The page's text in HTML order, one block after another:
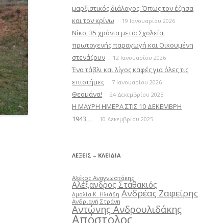
μαρξιστικός διάλογος: Όπως τον έζησα
και τον κρίνω
19 Ιανουαρίου 2026
Νίκο, 35 χρόνια μετά: Σχολεία,
πρωτογενής παραγωγή και Οικουμένη
στενάζουν
12 Ιανουαρίου 2026
Ένα τάβλι και λίγος καφές για όλες τις
επιστήμες
7 Ιανουαρίου 2026
Θεομάνα! 24 Δεκεμβρίου 2025
Η ΜΑΥΡΗ ΗΜΕΡΑ ΣΤΙΣ 10 ΔΕΚΕΜΒΡΗ
1943…
10 Δεκεμβρίου 2025
ΛΈΞΕΙΣ – ΚΛΕΙΔΙΆ
Αλέκος Αναγνωστάκης
Αλέξανδρος Σταθακιός
Αμαλία Κ. Ηλιάδη Ανδρέας Ζαφείρης
Ανδριανή Στράνη
Αντώνης Ανδρουλιδάκης
Απόστολος